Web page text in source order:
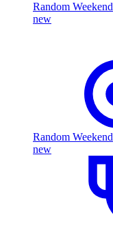
Random Weekend
new
Random Weekend
new